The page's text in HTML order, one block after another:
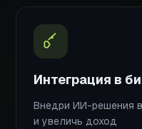
Интеграция в
Внедри ИИ-решения
и увеличь доход